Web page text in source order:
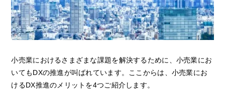
小売業におけるさまざまな課題を解決するために、小売業にお
いてもDXの推進が叫ばれています。ここからは、小売業にお
けるDX推進のメリットを4つご紹介します。